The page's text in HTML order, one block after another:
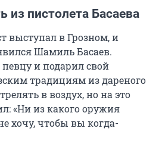
из пистолета Басаева
выступал в Грозном, и
Шамиль Басаев.
и подарил свой
традициям из дареного
в воздух, но на это
«Ни из какого оружия
хочу, чтобы вы когда-